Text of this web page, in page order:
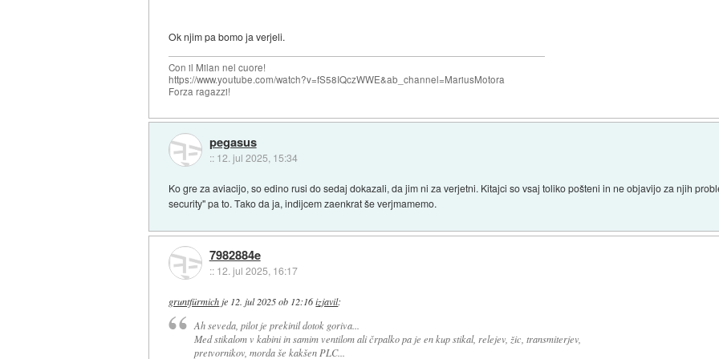
Ok njim pa bomo ja verjeli.
Con il Milan nel cuore!
https://www.youtube.com/watch?v=fS58IQczWWE&ab_channel=MariusMotora
Forza ragazzi!
pegasus
:: 12. jul 2025, 15:34
Ko gre za aviacijo, so edino rusi do sedaj dokazali, da jim ni za verjetni. Kitajci so vsaj toliko pošteni in ne objavijo za njih
security" pa to. Tako da ja, indijcem zaenkrat še verjmamemo.
7982884e
:: 12. jul 2025, 16:17
gruntfürmich je 12. jul 2025 ob 12:16 izjavil:
Ah seveda, pilot je prekinil dotok goriva...
Med stikalom v kabini in samim ventilom ali črpalko pa je en kup stikal, relejev, žic, transmiterjev,
pretvornikov, morda še kakšen PLC...